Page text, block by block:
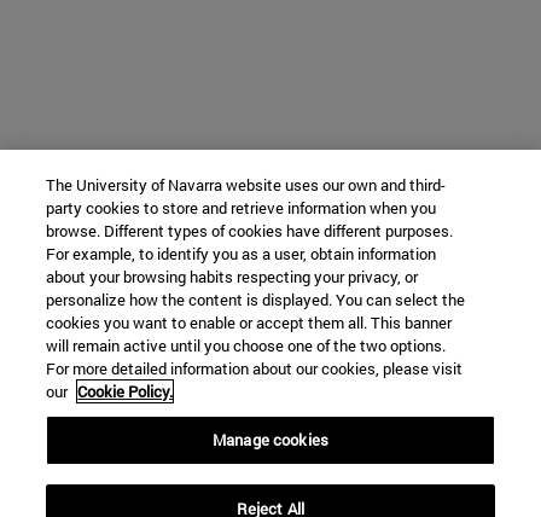
The University of Navarra website uses our own and third-
party cookies to store and retrieve information when you
browse. Different types of cookies have different purposes.
For example, to identify you as a user, obtain information
about your browsing habits respecting your privacy, or
personalize how the content is displayed. You can select the
cookies you want to enable or accept them all. This banner
will remain active until you choose one of the two options.
For more detailed information about our cookies, please visit
our Cookie Policy.
Manage cookies
Reject All